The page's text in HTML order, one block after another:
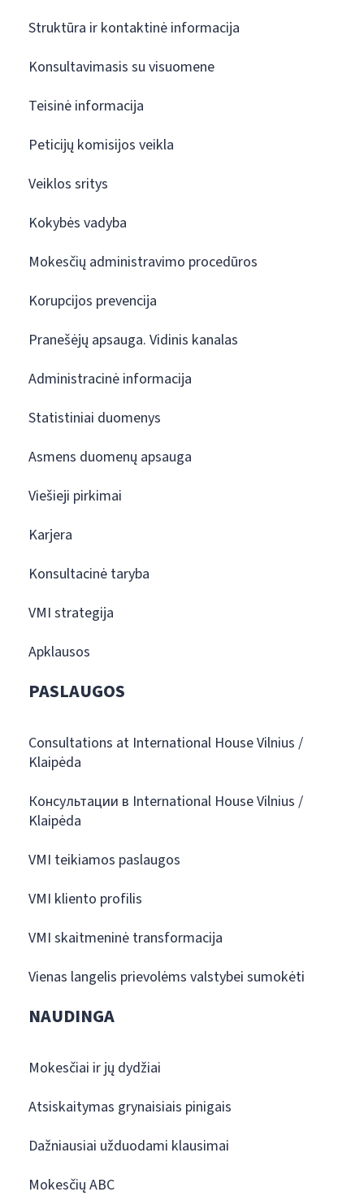
Struktūra ir kontaktinė informacija
Konsultavimasis su visuomene
Teisinė informacija
Peticijų komisijos veikla
Veiklos sritys
Kokybės vadyba
Mokesčių administravimo procedūros
Korupcijos prevencija
Pranešėjų apsauga. Vidinis kanalas
Administracinė informacija
Statistiniai duomenys
Asmens duomenų apsauga
Viešieji pirkimai
Karjera
Konsultacinė taryba
VMI strategija
Apklausos
PASLAUGOS
Consultations at International House Vilnius /
Klaipėda
Консультации в International House Vilnius /
Klaipėda
VMI teikiamos paslaugos
VMI kliento profilis
VMI skaitmeninė transformacija
Vienas langelis prievolėms valstybei sumokėti
NAUDINGA
Mokesčiai ir jų dydžiai
Atsiskaitymas grynaisiais pinigais
Dažniausiai užduodami klausimai
Mokesčių ABC